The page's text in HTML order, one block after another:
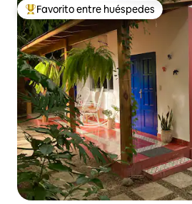
Favorito entre huéspedes preferido
Favorito entre huéspedes